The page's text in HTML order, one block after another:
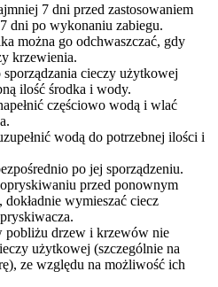
7 dni przed zastosowaniem
dni po wykonaniu zabiegu.
można go odchwaszczać, gdy
krzewienia.
cieczy użytkowej
ilość środka i wody.
częściowo wodą i wlać
wodą do potrzebnej ilości i
po jej sporządzeniu.
przed ponownym
wymieszać ciecz
pobliżu drzew i krzewów nie
użytkowej (szczególnie na
ze względu na możliwość ich